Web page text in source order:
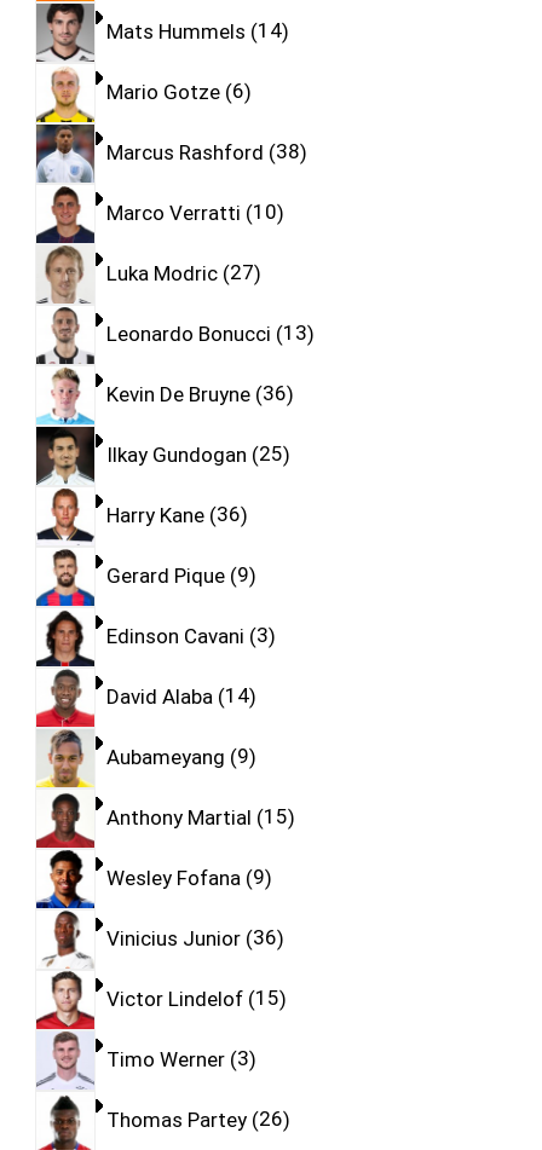
Mats Hummels 14
Mario Gotze 6
Marcus Rashford 38
Marco Verratti 10
Luka Modric 27
Leonardo Bonucci 13
Kevin De Bruyne 36
Ilkay Gundogan 25
Harry Kane 36
Gerard Pique 9
Edinson Cavani 3
David Alaba 14
Aubameyang 9
Anthony Martial 15
Wesley Fofana 9
Vinicius Junior 36
Victor Lindelof 15
Timo Werner 3
Thomas Partey 26